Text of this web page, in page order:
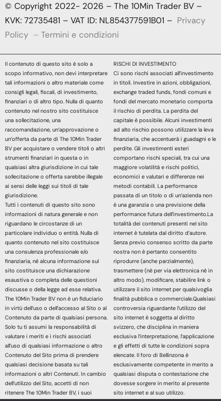
© Copyright 2022- 2026 – The 10Min Trader BV –
KVK: 72735481 – VAT ID: NL854377591B01 – Privacy
Policy – Termini e condizioni
Il contenuto di questo sito è solo a
scopo informativo, non devi interpretare
tali informazioni o altro materiale come
consigli legali, fiscali, di investimento,
finanziari o di altro tipo. Nulla di quanto
contenuto nel nostro sito costituisce
una sollecitazione, una
raccomandazione, un’approvazione o
un’offerta da parte di The 10Min Trader
BV per acquistare o vendere titoli o altri
strumenti finanziari in questa o in
qualsiasi altra giurisdizione in cui tale
sollecitazione o offerta sarebbe illegale
ai sensi delle leggi sui titoli di tale
giurisdizione.
Tutti i contenuti di questo sito sono
informazioni di natura generale e non
riguardano le circostanze di un
particolare individuo o entità. Nulla di
quanto contenuto nel sito costituisce
una consulenza professionale e/o
finanziaria, né alcuna informazione sul
sito costituisce una dichiarazione
esaustiva o completa delle questioni
discusse o della legge ad esse relativa.
The 10Min Trader BV non è un fiduciario
in virtù dell’uso o dell’accesso al Sito o al
Contenuto da parte di qualsiasi persona.
Solo tu ti assumi la responsabilità di
valutare i meriti e i rischi associati
all’uso di qualsiasi informazione o altro
Contenuto del Sito prima di prendere
qualsiasi decisione basata su tali
informazioni o altri Contenuti. In cambio
dell’utilizzo del Sito, accetti di non
ritenere The 10Min Trader BV, i suoi
RISCHI DI INVESTIMENTO
Ci sono rischi associati all’investimento
in titoli. Investire in azioni, obbligazioni,
exchange traded funds, fondi comuni e
fondi del mercato monetario comporta
il rischio di perdita. La perdita del
capitale è possibile. Alcuni investimenti
ad alto rischio possono utilizzare la leva
finanziaria, che accentuerà i guadagni e le
perdite. Gli investimenti esteri
comportano rischi speciali, tra cui una
maggiore volatilità e rischi politici,
economici e valutari e differenze nei
metodi contabili. La performance
passata di un titolo o di un’azienda non
è una garanzia o una previsione della
performance futura dell’investimento.La
totalità dei contenuti presenti nel sito
internet è tutelata dal diritto d’autore.
Senza previo consenso scritto da parte
nostra non è pertanto consentito
riprodurre (anche parzialmente),
trasmettere (né per via elettronica né in
altro modo), modificare, stabilire link o
utilizzare il sito internet per qualsivoglia
finalità pubblica o commerciale.Qualsiasi
controversia riguardante l’utilizzo del
sito internet è soggetta al diritto
svizzero, che disciplina in maniera
esclusiva l’interpretazione, l’applicazione
e gli effetti di tutte le condizioni sopra
elencate. Il foro di Bellinzona è
esclusivamente competente in merito a
qualsiasi disputa o contestazione che
dovesse sorgere in merito al presente
sito internet e al suo utilizzo.